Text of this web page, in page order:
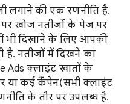
लगाने की एक रणनीति है.
पर खोज नतीजों के पेज पर
भी दिखाने के लिए आपकी
नतीजों में दिखने का
Ads क्लाइंट खातों के
या कई कैंपेन(सभी क्लाइंट
के तौर पर उपलब्ध है.